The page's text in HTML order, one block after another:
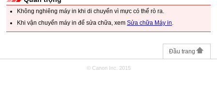
Không nghiêngmáy in khi di chuyển vì mực có thể rò ra.
Khi vận chuyểnmáy in để sửa chữa, xemSửa chữa Máy in
Đầu trang
© Canon Inc. 2015